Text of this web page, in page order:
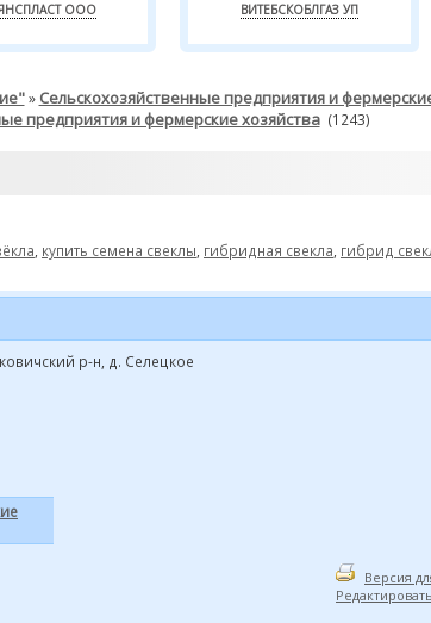
ООО ВИТЕБСКОБЛГАЗ УП
» Сельскохозяйственные предприятия и
предприятия и фермерские хозяйства(1243)
купить семена свеклы гибридная свекла гибрид
р-н, д. Селецкое
Версия